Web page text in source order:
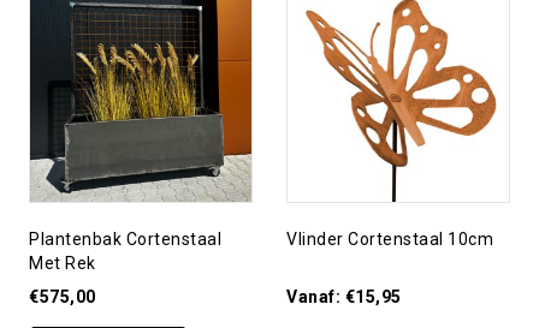
Plantenbak Cortenstaal
Met Rek
€575,00
Vlinder Cortenstaal 10cm
Vanaf: €15,95